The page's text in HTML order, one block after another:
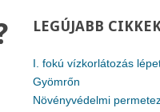
LEGÚJABB
I. fokú vízkorlátozás
Gyömrőn
Növényvédelmi